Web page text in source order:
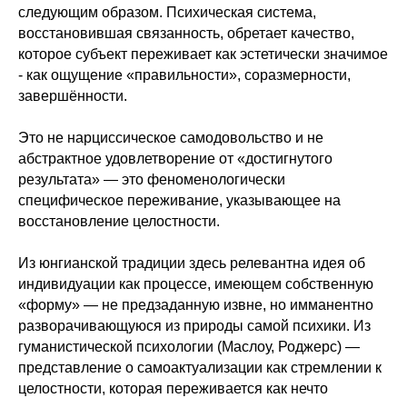
следующим образом. Психическая система,
восстановившая связанность, обретает качество,
которое субъект переживает как эстетически значимое
- как ощущение «правильности», соразмерности,
завершённости.
Это не нарциссическое самодовольство и не
абстрактное удовлетворение от «достигнутого
результата» — это феноменологически
специфическое переживание, указывающее на
восстановление целостности.
Из юнгианской традиции здесь релевантна идея об
индивидуации как процессе, имеющем собственную
«форму» — не предзаданную извне, но имманентно
разворачивающуюся из природы самой психики. Из
гуманистической психологии (Маслоу, Роджерс) —
представление о самоактуализации как стремлении к
целостности, которая переживается как нечто